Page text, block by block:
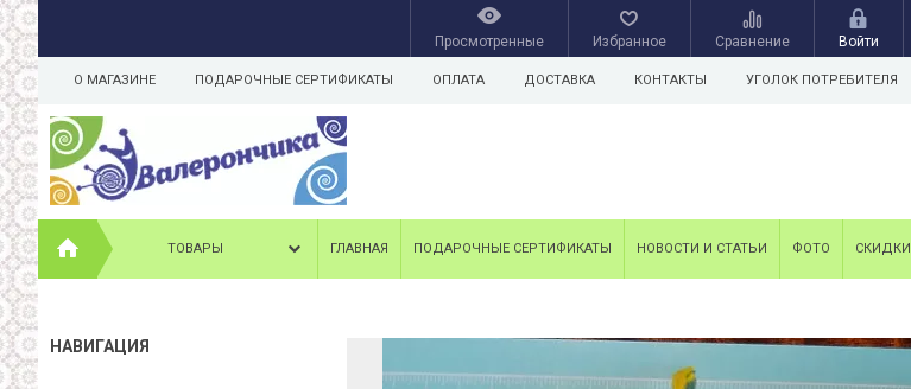
Просмотренные Избранное Сравнение Войти
О МАГАЗИНЕ ПОДАРОЧНЫЕ СЕРТИФИКАТЫ ОПЛАТА ДОСТАВКА КОНТАКТЫ УГОЛОК ПОТРЕБИТЕЛЯ
ТОВАРЫ ГЛАВНАЯ ПОДАРОЧНЫЕ СЕРТИФИКАТЫ НОВОСТИ И СТАТЬИ ФОТО СКИДКИ
НАВИГАЦИЯ